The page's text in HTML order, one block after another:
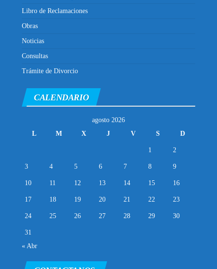
Libro de Reclamaciones
Obras
Noticias
Consultas
Trámite de Divorcio
CALENDARIO
agosto 2026
L
M X J V S D
1 2
3 4 5 6 7 8 9
10 11 12 13 14 15 16
17 18 19 20 21 22 23
24 25 26 27 28 29 30
31
« Abr